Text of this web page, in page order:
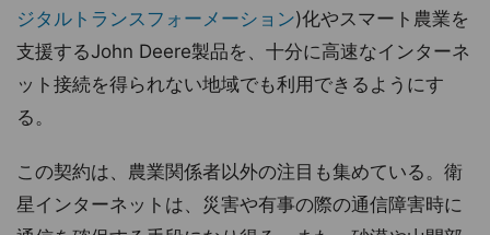
ジタルトランスフォーメーション)化やスマート農業を
支援するJohn Deere製品を、十分に高速なインターネ
ット接続を得られない地域でも利用できるようにす
る。
この契約は、農業関係者以外の注目も集めている。衛
星インターネットは、災害や有事の際の通信障害時に